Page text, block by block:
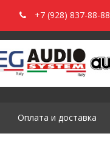
+7 (928) 837-88-88
Оплата и доставка